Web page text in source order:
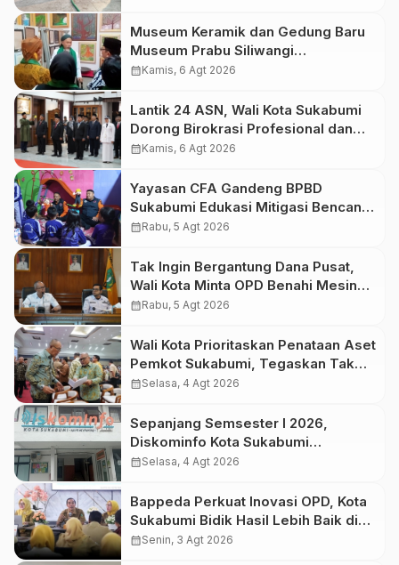
Museum Keramik dan Gedung Baru
Museum Prabu Siliwangi
Diresmikan, Ponpes Al-Fath Perkuat
calendar_monthKamis, 6 Agt 2026
Lantik 24 ASN, Wali Kota Sukabumi
Dorong Birokrasi Profesional dan
Adaptif Teknologi Digital
calendar_monthKamis, 6 Agt 2026
Yayasan CFA Gandeng BPBD
Sukabumi Edukasi Mitigasi Bencana
untuk Anak Usia Dini Lewat Boneka
calendar_monthRabu, 5 Agt 2026
Tak Ingin Bergantung Dana Pusat,
Wali Kota Minta OPD Benahi Mesin
PAD
calendar_monthRabu, 5 Agt 2026
Wali Kota Prioritaskan Penataan Aset
Pemkot Sukabumi, Tegaskan Tak
Boleh Ada Lagi Sengketa Lahan
calendar_monthSelasa, 4 Agt 2026
Sepanjang Semsester I 2026,
Diskominfo Kota Sukabumi
Klarifikasi 29 Hoaks
calendar_monthSelasa, 4 Agt 2026
Bappeda Perkuat Inovasi OPD, Kota
Sukabumi Bidik Hasil Lebih Baik di
IGA 2026
calendar_monthSenin, 3 Agt 2026